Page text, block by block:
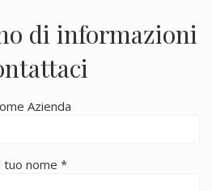
di informazioni
Azienda
tuo nome *